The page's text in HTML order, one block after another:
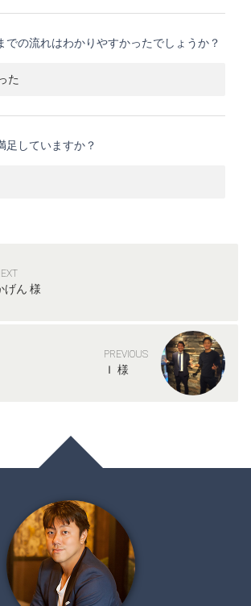
での流れはわかりやすかったでしょうか？
た
足していますか？
げん 様
PREVIOUS
Ｉ 様